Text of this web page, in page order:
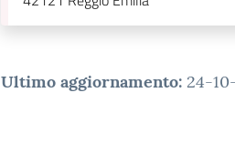
Ultimo aggiornamento: 24-